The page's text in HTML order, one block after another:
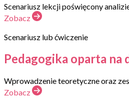
Scenariusz lekcji poświęcony
Zobacz
Scenariusz lub ćwiczenie
Pedagogika oparta na
Wprowadzenie teoretyczne oraz
Zobacz